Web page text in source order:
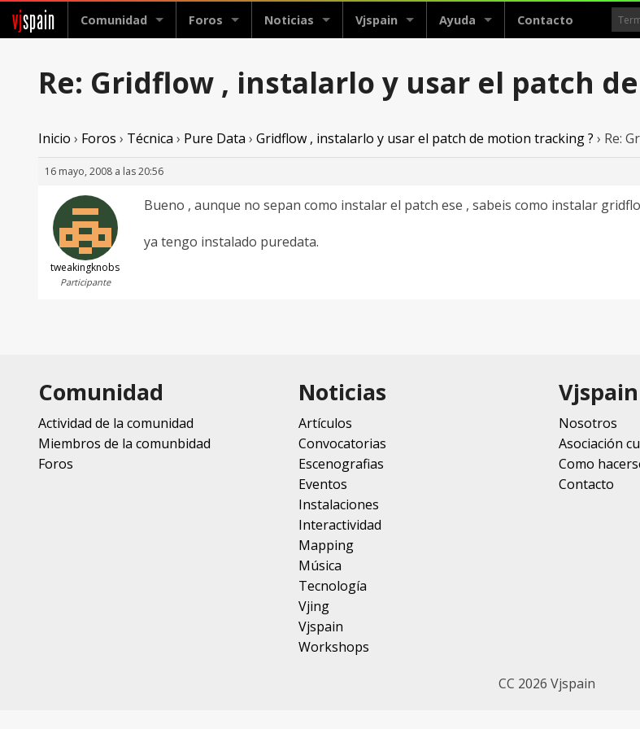
vjspain Comunidad Foros Noticias Vjspain Ayuda Contacto
Re: Gridflow , instalarlo y usar el patch
Inicio › Foros › Técnica › Pure Data › Gridflow , instalarlo y usar el patch de motion tracking ? › Re:
16 mayo, 2008 a las 20:56
tweakingknobs
Participante
Bueno , aunque no sepan como instalar el patch ese , sabeis como instalar
ya tengo instalado puredata.
Comunidad
Actividad de la comunidad
Miembros de la comunbidad
Foros
Noticias
Artículos
Convocatorias
Escenografias
Eventos
Instalaciones
Interactividad
Mapping
Música
Tecnología
Vjing
Vjspain
Workshops
Vjspain
Nosotros
Asociación
Como
Contacto
CC 2026 Vjspain